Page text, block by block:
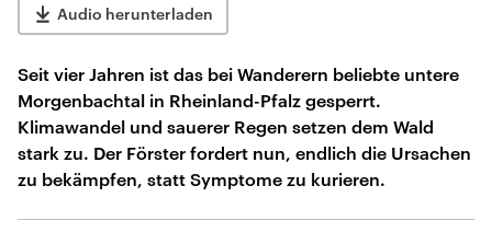
Audio herunterladen
Seit vier Jahren ist das bei Wanderern beliebte untere
Morgenbachtal in Rheinland-Pfalz gesperrt.
Klimawandel und sauerer Regen setzen dem Wald
stark zu. Der Förster fordert nun, endlich die Ursachen
zu bekämpfen, statt Symptome zu kurieren.